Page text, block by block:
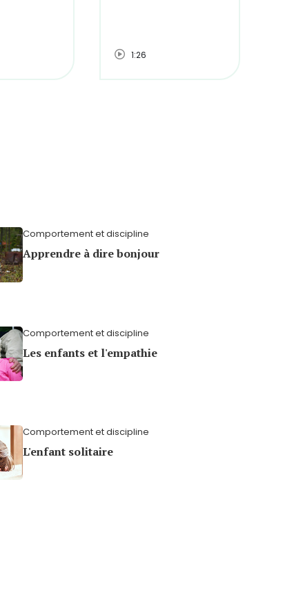
1:26
Comportement et discipline
Apprendre à dire bonjour
Comportement et discipline
Les enfants et l'empathie
Comportement et discipline
L'enfant solitaire